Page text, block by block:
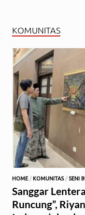
KOMUNITAS
HOME / KOMUNITAS/ SENI
Sanggar
Runcung”,